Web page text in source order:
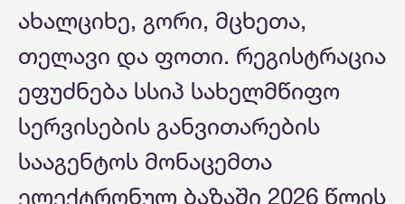
ახალციხე, გორი, მცხეთა,
თელავი და ფოთი. რეგისტრაცია
ეფუძნება სსიპ სახელმწიფო
სერვისების განვითარების
სააგენტოს მონაცემთა
ელექტრონულ ბაზაში 2026 წლის